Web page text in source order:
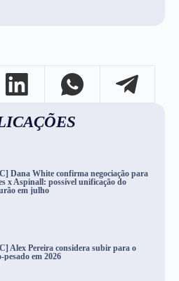
Dana White confirma negociação para
x Aspinall: possível unificação do
em julho
Alex Pereira considera subir para o
pesado em 2026